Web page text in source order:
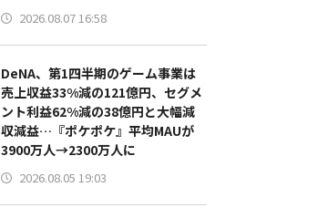
2026.08.07 16:58
DeNA、第1四半期のゲーム事業は
売上収益33%減の121億円、セグメ
ント利益62%減の38億円と大幅減
収減益…『ポケポケ』平均MAUが
3900万人→2300万人に
2026.08.05 19:03